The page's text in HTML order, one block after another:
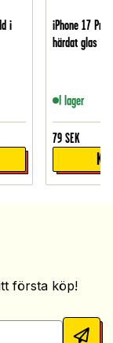
i
iPhone 17 Pro
härdat glas
I lager
79 SEK
första köp!